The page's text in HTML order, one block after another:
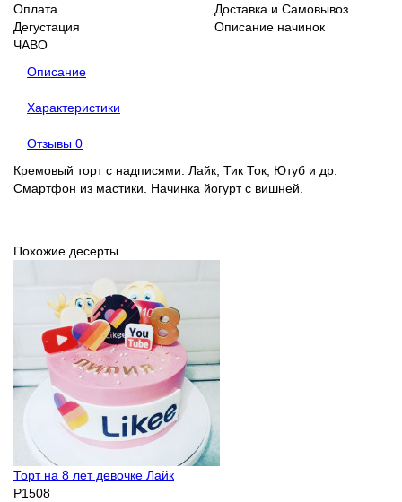
Оплата
Доставка и Самовывоз
Дегустация
Описание начинок
ЧАВО
Описание
Характеристики
Отзывы 0
Кремовый торт с надписями: Лайк, Тик Ток, Ютуб и др.
Смартфон из мастики. Начинка йогурт с вишней.
Похожие десерты
Торт на 8 лет девочке Лайк
P1508